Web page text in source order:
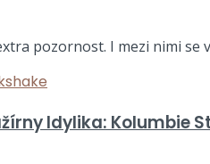
pozornost. I mezi nimi se
Idylika: Kolumbie